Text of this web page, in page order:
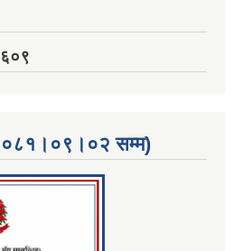
सम्म)